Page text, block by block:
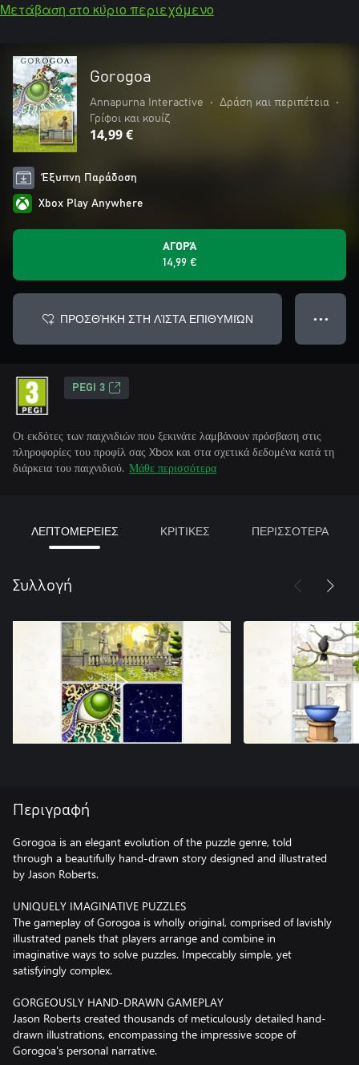
Μετάβαση στο κύριο περιεχόμενο
Gorogoa
Annapurna Interactive • Δράση και περιπέτεια
•
Γρίφοι και κουίζ
14,99 €
Έξυπνη Παράδοση
Xbox Play Anywhere
ΑΓΟΡΆ
14,99 €
ΠΡΟΣΘΉΚΗ ΣΤΗ ΛΊΣΤΑ ΕΠΙΘΥΜΙΏΝ ● ● ●
PEGI 3
Οι εκδότες των παιχνιδιών που ξεκινάτε λαμβάνουν πρόσβαση στις
πληροφορίες του προφίλ σας Xbox και στα σχετικά δεδομένα κατά τη
διάρκεια του παιχνιδιού. Μάθε περισσότερα
ΛΕΠΤΟΜΕΡΕΙΕΣ ΚΡΙΤΙΚΕΣ ΠΕΡΙΣΣΟΤΕΡΑ
Συλλογή
Περιγραφή
Gorogoa is an elegant evolution of the puzzle genre, told
through a beautifully hand-drawn story designed and illustrated
by Jason Roberts.
UNIQUELY IMAGINATIVE PUZZLES
The gameplay of Gorogoa is wholly original, comprised of lavishly
illustrated panels that players arrange and combine in
imaginative ways to solve puzzles. Impeccably simple, yet
satisfyingly complex.
GORGEOUSLY HAND-DRAWN GAMEPLAY
Jason Roberts created thousands of meticulously detailed hand-
drawn illustrations, encompassing the impressive scope of
Gorogoa's personal narrative.